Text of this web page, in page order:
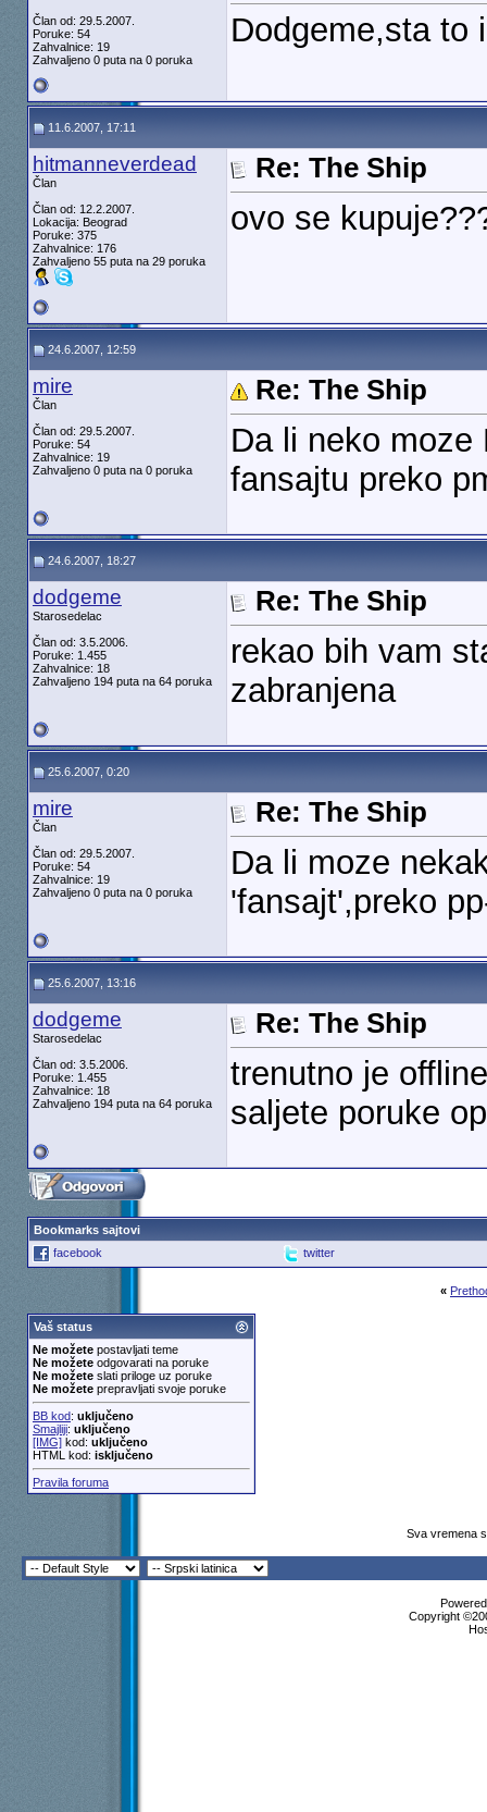
Član od: 29.5.2007.
Poruke: 54
Zahvalnice: 19
Zahvaljeno 0 puta na 0 poruka
Dodgeme,sta to
11.6.2007, 17:11
hitmanneverdead
Član
Član od: 12.2.2007.
Lokacija: Beograd
Poruke: 375
Zahvalnice: 176
Zahvaljeno 55 puta na 29 poruka
Re: The Ship
ovo se
24.6.2007, 12:59
mire
Član
Član od: 29.5.2007.
Poruke: 54
Zahvalnice: 19
Zahvaljeno 0 puta na 0 poruka
Re: The Ship
Da li neko
fansajtu preko
24.6.2007, 18:27
dodgeme
Starosedelac
Član od: 3.5.2006.
Poruke: 1.455
Zahvalnice: 18
Zahvaljeno 194 puta na 64 poruka
Re: The Ship
rekao bih vam
zabranjena
25.6.2007, 0:20
mire
Član
Član od: 29.5.2007.
Poruke: 54
Zahvalnice: 19
Zahvaljeno 0 puta na 0 poruka
Re: The Ship
Da li moze
'fansajt',preko
25.6.2007, 13:16
dodgeme
Starosedelac
Član od: 3.5.2006.
Poruke: 1.455
Zahvalnice: 18
Zahvaljeno 194 puta na 64 poruka
Re: The Ship
trenutno je
saljete poruke
Bookmarks sajtovi
facebook
twitter
«
Vaš status
Ne možetepostavljati teme
Ne možeteodgovarati na poruke
Ne možeteslati priloge uz poruke
Ne možeteprepravljati svoje poruke
BB kod: uključeno
Smajliji: uključeno
[IMG]kod: uključeno
HTML kod: isključeno
Pravila foruma
Sva vremena
Copyright